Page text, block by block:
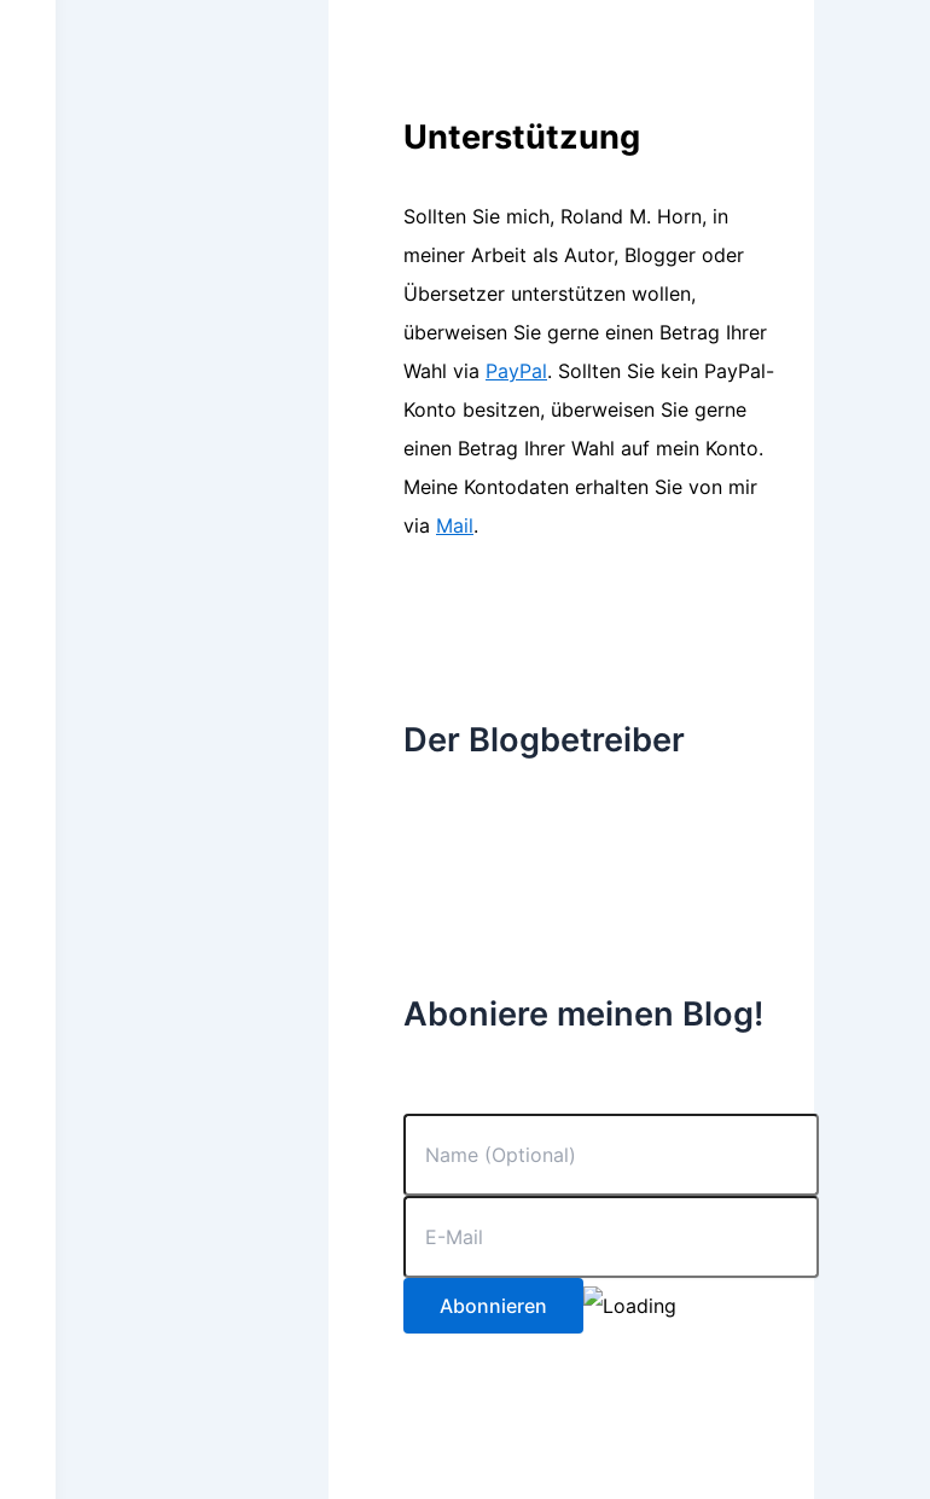
Unterstützung
Sollten Sie mich, Roland M. Horn, in
meiner Arbeit als Autor, Blogger oder
Übersetzer unterstützen wollen,
überweisen Sie gerne einen Betrag Ihrer
Wahl via PayPal. Sollten Sie kein PayPal-
Konto besitzen, überweisen Sie gerne
einen Betrag Ihrer Wahl auf mein Konto.
Meine Kontodaten erhalten Sie von mir
via Mail.
Der Blogbetreiber
Aboniere meinen Blog!